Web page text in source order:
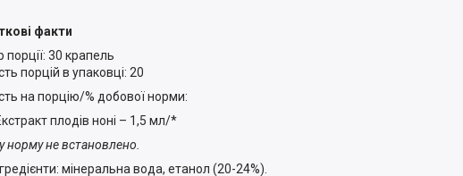
факти
порції: 30 крапель
порцій в упаковці: 20
на порцію/% добової норми:
плодів ноні – 1,5 мл/*
норму не встановлено.
мінеральна вода, етанол (20-24%).